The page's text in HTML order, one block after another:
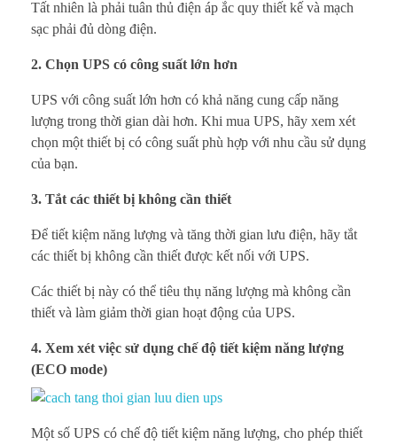
Tất nhiên là phải tuân thủ điện áp ắc quy thiết kế và mạch
sạc phải đủ dòng điện.
2. Chọn UPS có công suất lớn hơn
UPS với công suất lớn hơn có khả năng cung cấp năng
lượng trong thời gian dài hơn. Khi mua UPS, hãy xem xét
chọn một thiết bị có công suất phù hợp với nhu cầu sử dụng
của bạn.
3. Tắt các thiết bị không cần thiết
Để tiết kiệm năng lượng và tăng thời gian lưu điện, hãy tắt
các thiết bị không cần thiết được kết nối với UPS.
Các thiết bị này có thể tiêu thụ năng lượng mà không cần
thiết và làm giảm thời gian hoạt động của UPS.
4. Xem xét việc sử dụng chế độ tiết kiệm năng lượng
(ECO mode)
Một số UPS có chế độ tiết kiệm năng lượng, cho phép thiết